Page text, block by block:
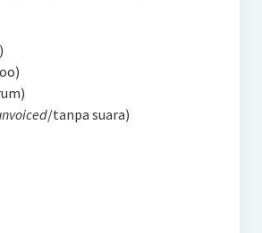
/tanpa suara)